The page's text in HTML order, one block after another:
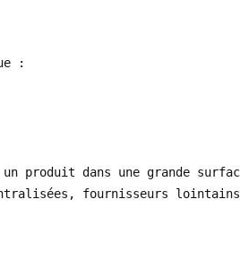
:
un produit dans une grande
fournisseurs